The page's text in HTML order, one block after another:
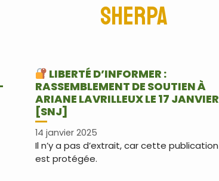
Sherpa
LIBERTÉ D’INFORMER :
RASSEMBLEMENT DE SOUTIEN À
ARIANE LAVRILLEUX LE 17 JANVIER
[SNJ]
14 janvier 2025
Il n’y a pas d’extrait, car cette publication
est protégée.